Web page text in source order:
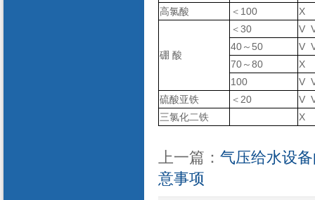
高氯酸
＜100 X
硼 酸
＜30
V
40～50
V
70～80
X
100
V
硫酸亚铁
＜20
V
三氯化二铁
X
上一篇： 气压给水设
意事项